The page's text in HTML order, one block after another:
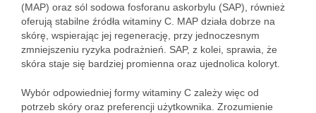
(MAP) oraz sól sodowa fosforanu askorbylu (SAP), również
oferują stabilne źródła witaminy C. MAP działa dobrze na
skórę, wspierając jej regenerację, przy jednoczesnym
zmniejszeniu ryzyka podrażnień. SAP, z kolei, sprawia, że
skóra staje się bardziej promienna oraz ujednolica koloryt.
Wybór odpowiedniej formy witaminy C zależy więc od
potrzeb skóry oraz preferencji użytkownika. Zrozumienie